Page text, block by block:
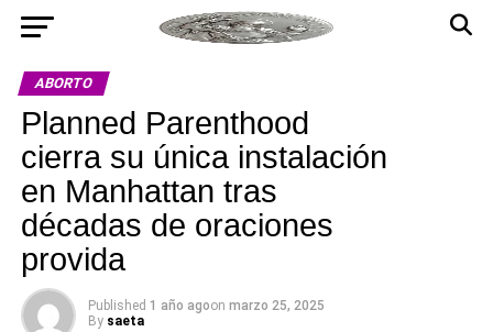
ABORTO
Planned Parenthood
cierra su única instalación
en Manhattan tras
décadas de oraciones
provida
Published 1 año agoon marzo 25, 2025
By saeta